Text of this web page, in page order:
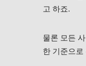
고 하죠.
물론 모든
한 기준으로